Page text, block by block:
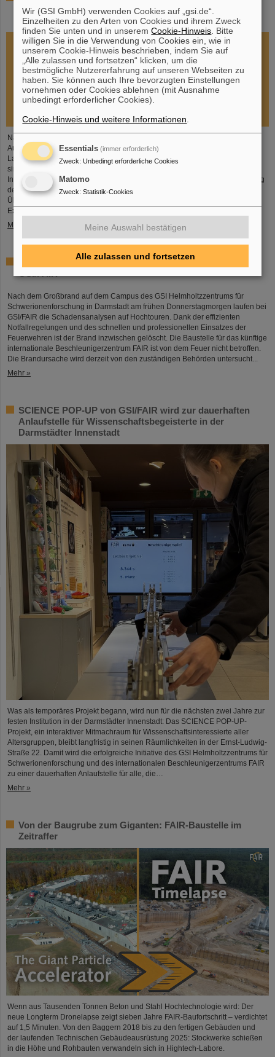
Maßnahmen für schnelle Wiederherstellung des
Forschungsbetriebs
Nach dem Brandereignis bei GSI am 5. Februar 2026 hat sich der GSI-
Aufsichtsrat in einer außerordentlichen Sitzung am 13. Februar mit dem
Lagebild befasst und Sofortmaßnahmen diskutiert und beschlossen. Fokus
sind jetzt unmittelbar erforderliche Reparatur- und
Instandsetzungsmaßnahmen, alternative Lösungen für die Wiederherstellung
des Forschungsbetriebes sowie die Inbetriebnahme von FAIR und
Überbrückungsmöglichkeiten für Forschende, die kurzfristig auf
Experimentierbetrieb am Beschleuniger
Mehr »
Nach Großbrand laufen die Schadensanalysen bei
Nach dem Großbrand auf dem Campus des GSI Helmholtzzentrums für
Schwerionenforschung in Darmstadt am frühen Donnerstagmorgen laufen bei
GSI/FAIR die Schadensanalysen auf Hochtouren. Dank der effizienten
Notfallregelungen und des schnellen und professionellen Einsatzes der
Feuerwehren ist der Brand inzwischen gelöscht. Die Baustelle für das künftige
internationale Beschleunigerzentrum FAIR ist von dem Feuer nicht betroffen.
Die Brandursache wird derzeit von den zuständigen Behörden untersucht...
Mehr »
SCIENCE POP-UP von GSI/FAIR wird zur dauerhaften
Anlaufstelle für Wissenschaftsbegeisterte in der
Darmstädter Innenstadt
Was als temporäres Projekt begann, wird nun für die nächsten zwei Jahre zur
festen Institution in der Darmstädter Innenstadt: Das SCIENCE POP-UP-
Projekt, ein interaktiver Mitmachraum für Wissenschaftsinteressierte aller
Altersgruppen, bleibt langfristig in seinen Räumlichkeiten in der Ernst-Ludwig-
Straße 22. Damit wird die erfolgreiche Initiative des GSI Helmholtzzentrums für
Schwerionenforschung und des internationalen Beschleunigerzentrums FAIR
zu einer dauerhaften Anlaufstelle für alle, die…
Mehr »
Von der Baugrube zum Giganten: FAIR-Baustelle im
Zeitraffer
Wenn aus Tausenden Tonnen Beton und Stahl Hochtechnologie wird: Der
neue Longterm Dronelapse zeigt sieben Jahre FAIR-Baufortschritt – verdichtet
auf 1,5 Minuten. Von den Baggern 2018 bis zu den fertigen Gebäuden und
der laufenden Technischen Gebäudeausrüstung 2025: Stockwerke schießen
in die Höhe und Rohbauten verwandeln sich in Hightech-Labore.​
Wir (GSI GmbH) verwenden Cookies auf „gsi.de“.
Einzelheiten zu den Arten von Cookies und ihrem Zweck
finden Sie unten und in unseremCookie-Hinweis . Bitte
willigen Sie in die Verwendung von Cookies ein, wie in
unserem Cookie-Hinweis beschrieben, indem Sie auf
„Alle zulassen und fortsetzen“ klicken, um die
bestmögliche Nutzererfahrung auf unseren Webseiten zu
haben. Sie können auch Ihre bevorzugten Einstellungen
vornehmen oder Cookies ablehnen (mit Ausnahme
unbedingt erforderlicher Cookies).
Cookie-Hinweis und weitere Informationen
Essentials (immer erforderlich)
Zweck: Unbedingt erforderliche Cookies
Matomo
Zweck: Statistik-Cookies
Meine Auswahl bestätigen
Alle zulassen und fortsetzen